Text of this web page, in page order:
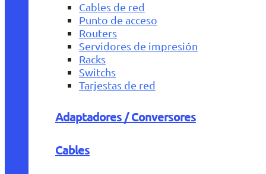
Cables de red
Punto de acceso
Routers
Servidores de impresión
Racks
Switchs
Tarjestas de red
Adaptadores / Conversores
Cables